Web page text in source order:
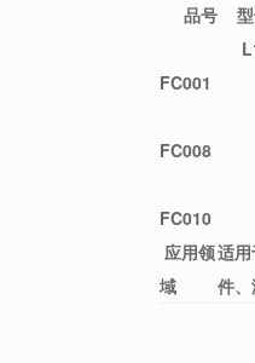
品号 型
FC001
FC008
FC010
应用领
域
适
件、